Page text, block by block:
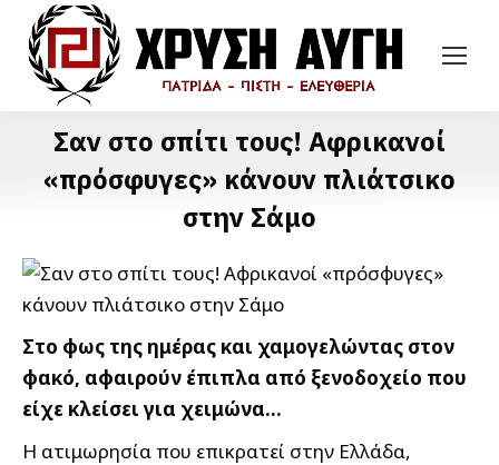
Σαν στο σπίτι τους! Αφρικανοί
«πρόσφυγες» κάνουν πλιάτσικο
στην Σάμο
Στο φως της ημέρας και χαμογελώντας στον
φακό, αφαιρούν έπιπλα από ξενοδοχείο που
είχε κλείσει για χειμώνα…
Η ατιμωρησία που επικρατεί στην Ελλάδα,